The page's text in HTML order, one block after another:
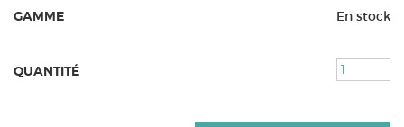
GAMME En stock
QUANTITÉ